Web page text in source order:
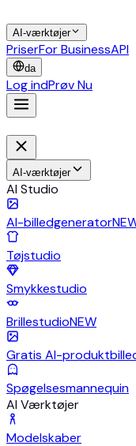
AI-værktøjer
PriserFor BusinessAPI
da
Log indPrøv Nu
AI-værktøjer
AI Studio
AI-billedgenerator
Tøjstudio
Smykkestudio
BrillestudioNEW
Gratis AI-
Spøgelsesmannequin
AI Værktøjer
Modelskaber